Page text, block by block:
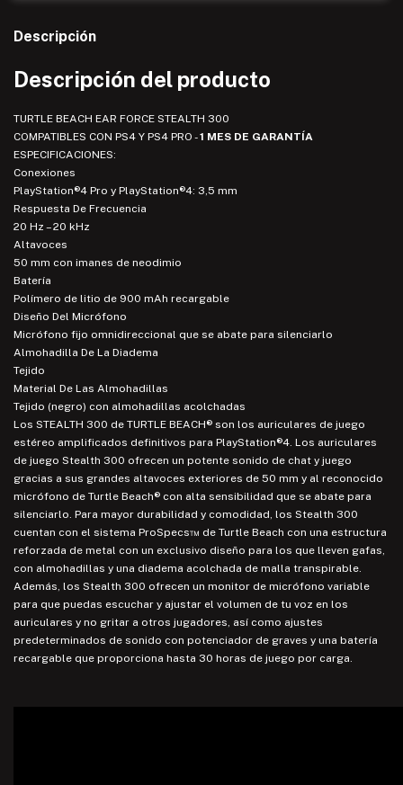
Descripción
Descripción del producto
TURTLE BEACH EAR FORCE STEALTH 300
COMPATIBLES CON PS4 Y PS4 PRO -1 MES DE GARANTÍA
ESPECIFICACIONES:
Conexiones
PlayStation®4 Pro y PlayStation®4: 3,5 mm
Respuesta De Frecuencia
20 Hz – 20 kHz
Altavoces
50 mm con imanes de neodimio
Batería
Polímero de litio de 900 mAh recargable
Diseño Del Micrófono
Micrófono fijo omnidireccional que se abate para silenciarlo
Almohadilla De La Diadema
Tejido
Material De Las Almohadillas
Tejido (negro) con almohadillas acolchadas
Los STEALTH 300 de TURTLE BEACH® son los auriculares de juego
estéreo amplificados definitivos para PlayStation®4. Los auriculares
de juego Stealth 300 ofrecen un potente sonido de chat y juego
gracias a sus grandes altavoces exteriores de 50 mm y al reconocido
micrófono de Turtle Beach® con alta sensibilidad que se abate para
silenciarlo. Para mayor durabilidad y comodidad, los Stealth 300
cuentan con el sistema ProSpecs™ de Turtle Beach con una estructura
reforzada de metal con un exclusivo diseño para los que lleven gafas,
con almohadillas y una diadema acolchada de malla transpirable.
Además, los Stealth 300 ofrecen un monitor de micrófono variable
para que puedas escuchar y ajustar el volumen de tu voz en los
auriculares y no gritar a otros jugadores, así como ajustes
predeterminados de sonido con potenciador de graves y una batería
recargable que proporciona hasta 30 horas de juego por carga.